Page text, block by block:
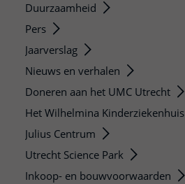
Duurzaamheid
Pers
Jaarverslag
Nieuws en verhalen
Doneren aan het UMC Utrecht
Het Wilhelmina Kinderziekenhuis
Julius Centrum
Utrecht Science Park
Inkoop- en bouwvoorwaarden